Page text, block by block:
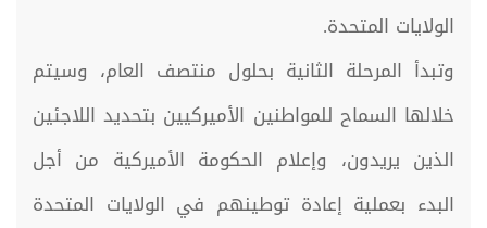
الولايات المتحدة.
وتبدأ المرحلة الثانية بحلول منتصف العام، وسيتم
خلالها السماح للمواطنين الأميركيين بتحديد اللاجئين
الذين يريدون، وإعلام الحكومة الأميركية من أجل
البدء بعملية إعادة توطينهم في الولايات المتحدة